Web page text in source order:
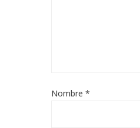
Nombre *